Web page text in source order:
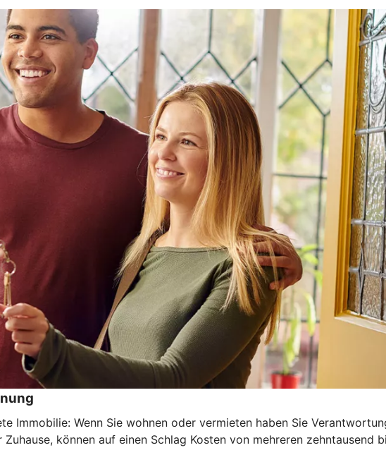
Immobilie: Wenn Sie wohnen oder vermieten haben Sie
können auf einen Schlag Kosten von mehreren zehntausend